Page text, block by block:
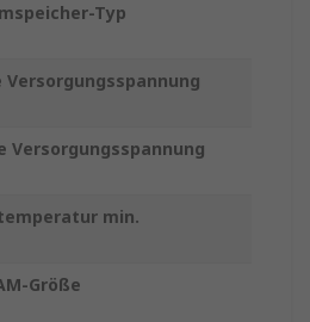
Typ
Versorgungsspannung
Versorgungsspannung
min.
Größe